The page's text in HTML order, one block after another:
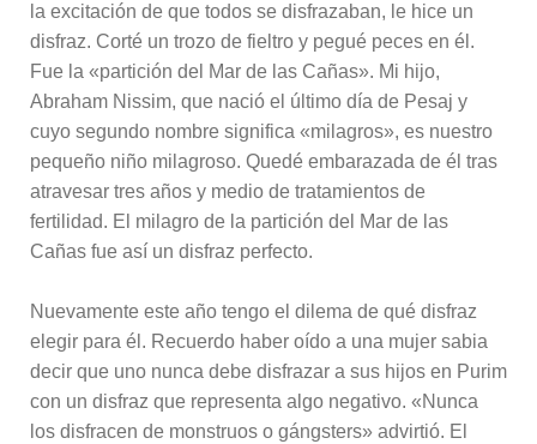
la excitación de que todos se disfrazaban, le hice un
disfraz. Corté un trozo de fieltro y pegué peces en él.
Fue la «partición del Mar de las Cañas». Mi hijo,
Abraham Nissim, que nació el último día de Pesaj y
cuyo segundo nombre significa «milagros», es nuestro
pequeño niño milagroso. Quedé embarazada de él tras
atravesar tres años y medio de tratamientos de
fertilidad. El milagro de la partición del Mar de las
Cañas fue así un disfraz perfecto.
Nuevamente este año tengo el dilema de qué disfraz
elegir para él. Recuerdo haber oído a una mujer sabia
decir que uno nunca debe disfrazar a sus hijos en Purim
con un disfraz que representa algo negativo. «Nunca
los disfracen de monstruos o gángsters» advirtió. El